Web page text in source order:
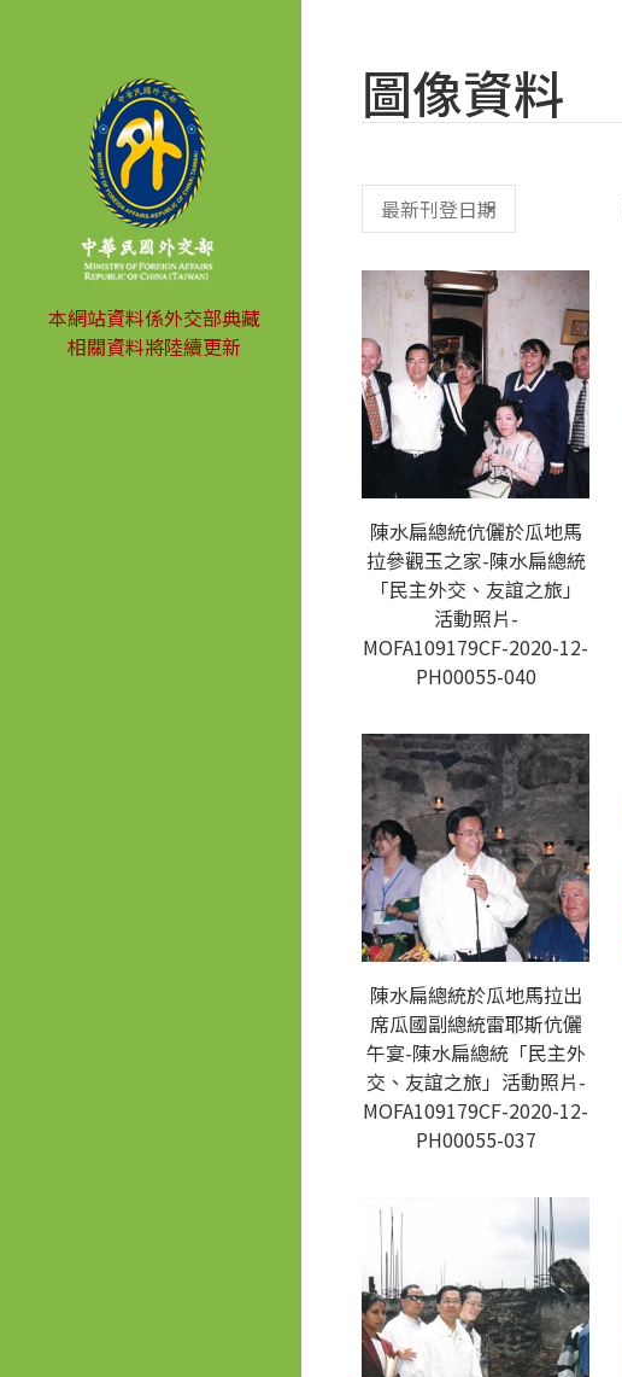
本網站資料係外交部典藏
相關資料將陸續更新
圖像資料
陳水扁總統伉儷於瓜地馬
拉參觀玉之家-陳水扁總統
「民主外交、友誼之旅」
活動照片-
MOFA109179CF-2020-12-
PH00055-040
陳水扁總統於瓜地馬拉出
席瓜國副總統雷耶斯伉儷
午宴-陳水扁總統「民主外
交、友誼之旅」活動照片-
MOFA109179CF-2020-12-
PH00055-037